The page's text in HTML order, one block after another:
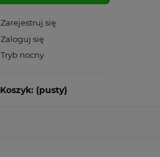
Zarejestruj się
Zaloguj się
Koszyk: (pusty)